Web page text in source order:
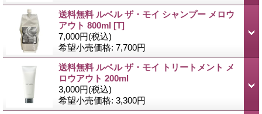
送料無料 ルベル ザ・モイ シャンプー メロウ
アウト 800ml [T]
7,000円(税込)
希望小売価格: 7,700円
送料無料 ルベル ザ・モイ トリートメント メ
ロウアウト 200ml
3,000円(税込)
希望小売価格: 3,300円